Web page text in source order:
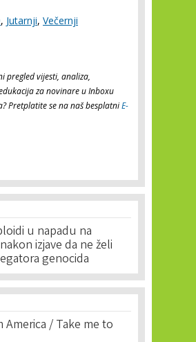
, Jutarnji, Večernji
pregled vijesti, analiza,
za novinare u Inboxu
Pretplatite se na naš besplatniE-
u napadu na
izjave da ne želi
genocida
America / Take me to